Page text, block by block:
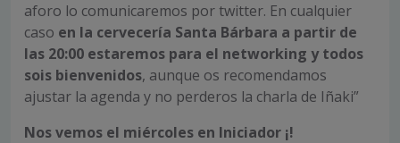
aforo lo comunicaremos por twitter. En cualquier
caso en la cervecería Santa Bárbara a partir de
las 20:00 estaremos para el networking y todos
sois bienvenidos, aunque os recomendamos
ajustar la agenda y no perderos la charla de Iñaki”
Nos vemos el miércoles en Iniciador ¡!